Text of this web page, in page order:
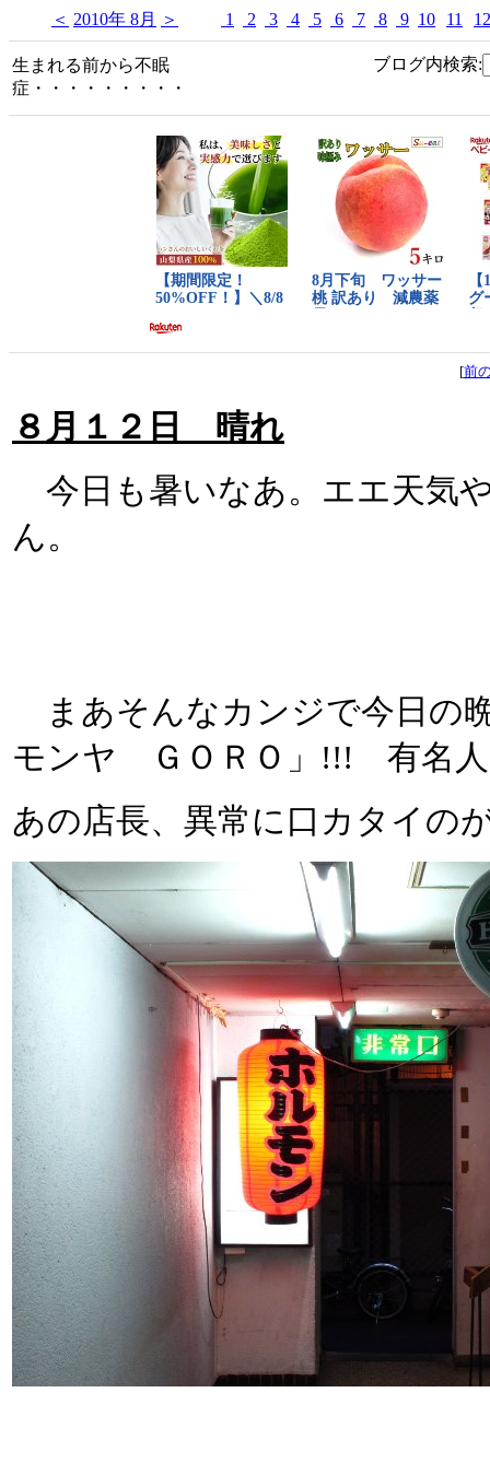
＜ 2010年 8月 ＞ 1 2 3 4 5 6 7 8 9 10 11 12
生まれる前から不眠
症・・・・・・・・・
ブログ内検索:
[前
８月１２日 晴れ
今日も暑いなあ。エエ天気
ん。
まあそんなカンジで今日の
モンヤ ＧＯＲＯ」!!! 有名人
あの店長、異常に口カタイの